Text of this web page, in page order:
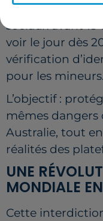
équivalente,
sociaux avant
voir le jour dès
vérification
pour les mineurs.
L’objectif :
mêmes dangers
Australie, tout
réalités des
UNE
MONDIALE
Cette